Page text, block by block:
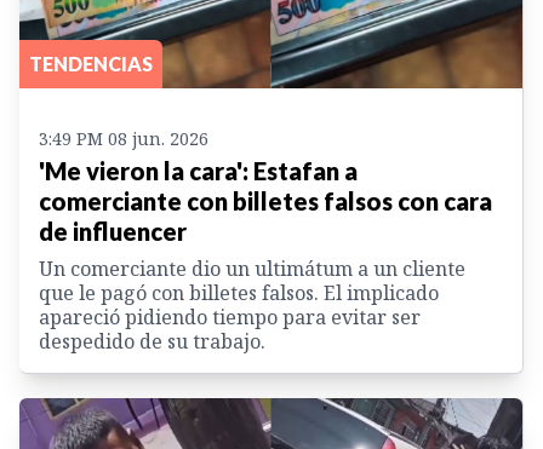
TENDENCIAS
3:49 PM 08 jun. 2026
'Me vieron la cara': Estafan a
comerciante con billetes falsos con cara
de influencer
Un comerciante dio un ultimátum a un cliente
que le pagó con billetes falsos. El implicado
apareció pidiendo tiempo para evitar ser
despedido de su trabajo.